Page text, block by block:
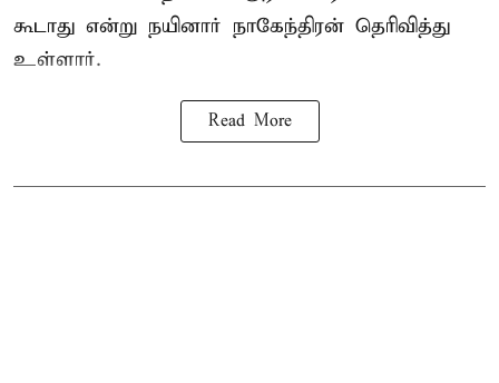
கூடாது என்று நயினார் நாகேந்திரன் தெரிவித்து
உள்ளார்.
Read More